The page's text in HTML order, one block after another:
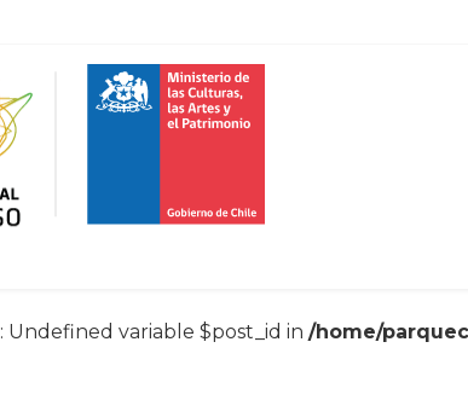
: Undefined variable $post_id in/home/